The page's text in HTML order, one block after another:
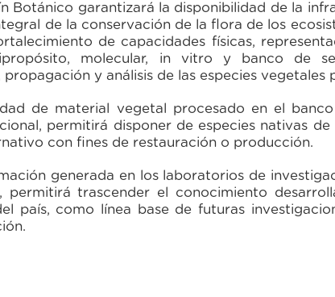
Botánico garantizará la disponibilidad de la
de la conservación de la flora de los
de capacidades físicas,
molecular, in vitro y banco de
y análisis de las especies vegetales
de material vegetal procesado en el
permitirá disponer de especies nativas
con fines de restauración o producción.
generada en los laboratorios de
permitirá trascender el conocimiento
país, como línea base de futuras